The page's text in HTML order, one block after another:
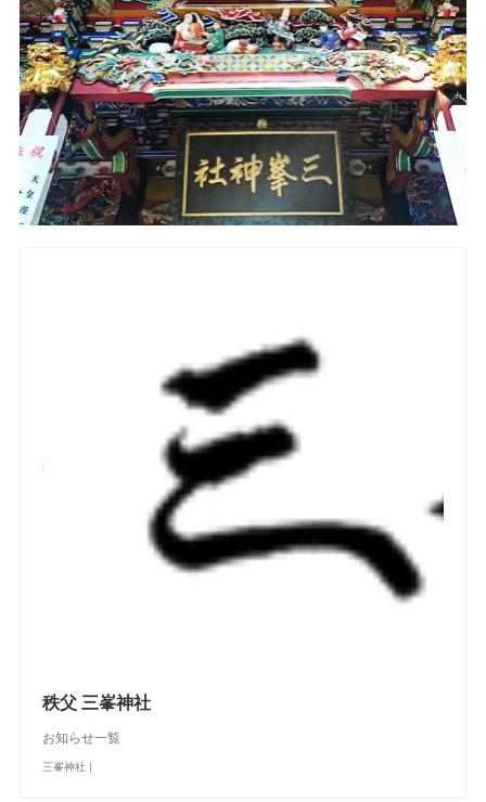
秩父 三峯神社
お知らせ一覧
三峯神社 |